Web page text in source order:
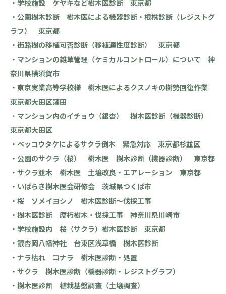
・学校施設 ケヤキなど樹木医診断 東京都
・公園樹木診断 樹木医による機器診断・根株診断（レジストグ
ラフ） 東京都
・街路樹の移植可否診断（移植適性度診断） 東京都
・マンションの雑草管理（ケミカルコントロール）について 神
奈川県横須賀市
・東京実業高等学校様 樹木医によるクスノキの樹勢回復作業
東京都大田区蒲田
・ マンション内のイチョウ（銀杏） 樹木医診断（機器診断）
東京都大田区
・ベッコウタケによるサクラ倒木 緊急対応 東京都杉並区
・公園のサクラ（桜） 樹木医 樹木診断（機器診断） 東京都
・サクラ並木 樹木医 土壌改良・エアレーション 東京都
・いばらき樹木医会研修会 茨城県つくば市
・桜 ソメイヨシノ 樹木医診断～伐採工事
・樹木医診断 腐朽樹木・伐採工事 神奈川県川崎市
・学校施設内 桜（サクラ）樹木医診断 東京都
・銀杏岡八幡神社 台東区浅草橋 樹木医診断
・ナラ枯れ コナラ 樹木医診断・処置
・サクラ 樹木医診断（機器診断・レジストグラフ）
・樹木医診断 植栽基盤調査（土壌調査）